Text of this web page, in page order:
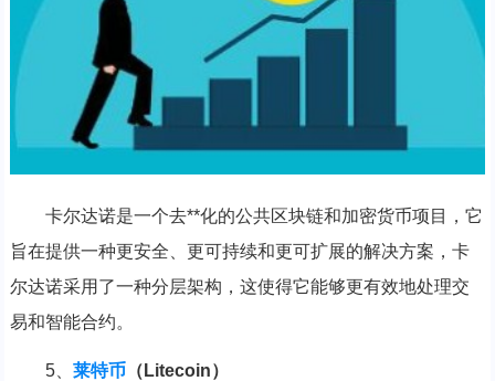
卡尔达诺是一个去**化的公共区块链和加密货币项目，它
旨在提供一种更安全、更可持续和更可扩展的解决方案，卡
尔达诺采用了一种分层架构，这使得它能够更有效地处理交
易和智能合约。
5、 莱特币 （Litecoin）